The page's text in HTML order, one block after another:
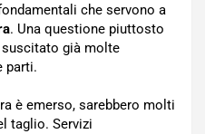
che servono a
. Una questione piuttosto
già molte
parti.
è emerso, sarebbero molti
taglio. Servizi